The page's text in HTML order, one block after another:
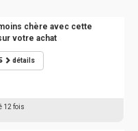
chère avec cette
votre achat
détails
12 fois